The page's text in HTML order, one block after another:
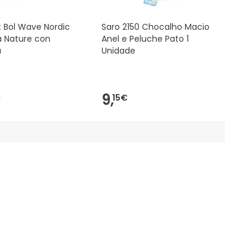
Bol Wave Nordic
Nature con
Saro 2150 Chocalho Macio
Anel e Peluche Pato 1
Unidade
9,15€